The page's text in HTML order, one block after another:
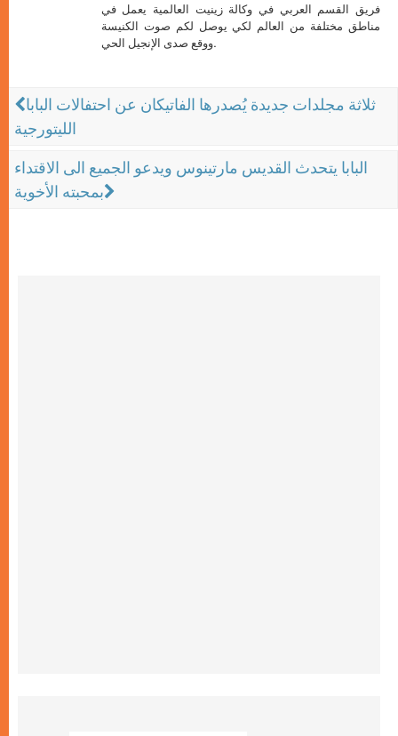
فريق القسم العربي في وكالة زينيت العالمية يعمل في
مناطق مختلفة من العالم لكي يوصل لكم صوت الكنيسة
ووقع صدى الإنجيل الحي.
ثلاثة مجلدات جديدة يُصدرها الفاتيكان عن احتفالات البابا
الليتورجية
البابا يتحدث القديس مارتينوس ويدعو الجميع الى الاقتداء
بمحبته الأخوية